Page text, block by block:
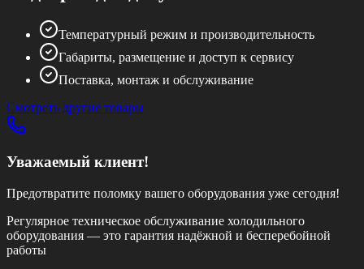
Температурный режим и производительность
Габариты, размещение и доступ к сервису
Поставка, монтаж и обслуживание
Смотреть другие товары
Уважаемый клиент!
Предотвратите поломку вашего оборудования уже сегодня!
Регулярное техническое обслуживание холодильного
оборудования — это гарантия надёжной и бесперебойной
работы